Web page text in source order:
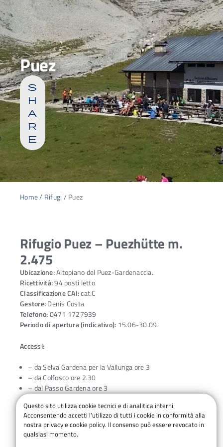
Puez
s
h
a
r
e
Home/ Rifugi /Puez
Rifugio Puez – Puezhütte m.
2.475
Ubicazione:Altopiano del Puez-Gardenaccia.
Ricettività:94 posti letto
Classificazione CAI:cat.C
Gestore:Denis Costa
Telefono:0471 1727939
Periodo di apertura (indicativo): 15.06-30.09
Accessi:
– da Selva Gardena per la Vallunga ore 3
– da Colfosco ore 2.30
– dal Passo Gardena ore 3
– da Longiarù ore 3
Cenni Storici:Il rifugio originario fu costruito dalla Sezione
Questo sito utilizza cookie tecnici e di analitica interni.
Acconsentendo accetti l'utilizzo di tutti i cookie in conformità alla
nostra privacy e cookie policy. Il consenso può essere revocato in
qualsiasi momento.